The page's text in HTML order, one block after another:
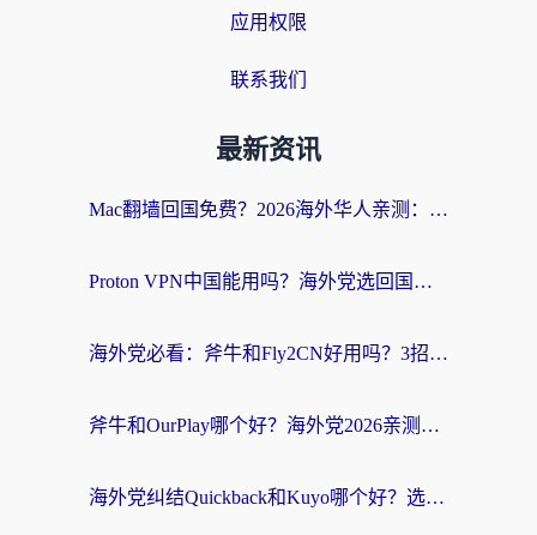
应用权限
联系我们
最新资讯
Mac翻墙回国免费？2026海外华人亲测：从CCTV5直播到国内APP，这样选加速器才靠谱
Proton VPN中国能用吗？海外党选回国加速器的避坑指南（附番茄加速器实测）
海外党必看：斧牛和Fly2CN好用吗？3招教你选对回国加速器（附免费试用攻略）
斧牛和OurPlay哪个好？海外党2026亲测：选对加速器，国内资源秒加载
海外党纠结Quickback和Kuyo哪个好？选对回国加速器才能无缝刷国内资源